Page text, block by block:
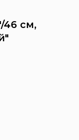
46 см,